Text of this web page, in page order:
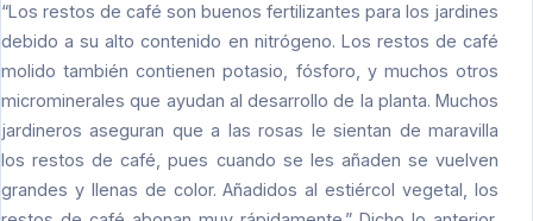
“Los restos de café son buenos fertilizantes para los jardines
debido a su alto contenido en nitrógeno. Los restos de café
molido también contienen potasio, fósforo, y muchos otros
microminerales que ayudan al desarrollo de la planta. Muchos
jardineros aseguran que a las rosas le sientan de maravilla
los restos de café, pues cuando se les añaden se vuelven
grandes y llenas de color. Añadidos al estiércol vegetal, los